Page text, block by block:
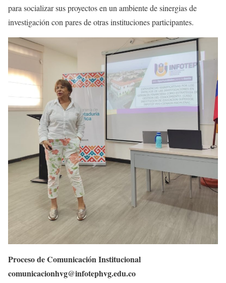
para socializar sus proyectos en un ambiente de sinergias de
investigación con pares de otras instituciones participantes.
Proceso de Comunicación Institucional
comunicacionhvg@infotephvg.edu.co